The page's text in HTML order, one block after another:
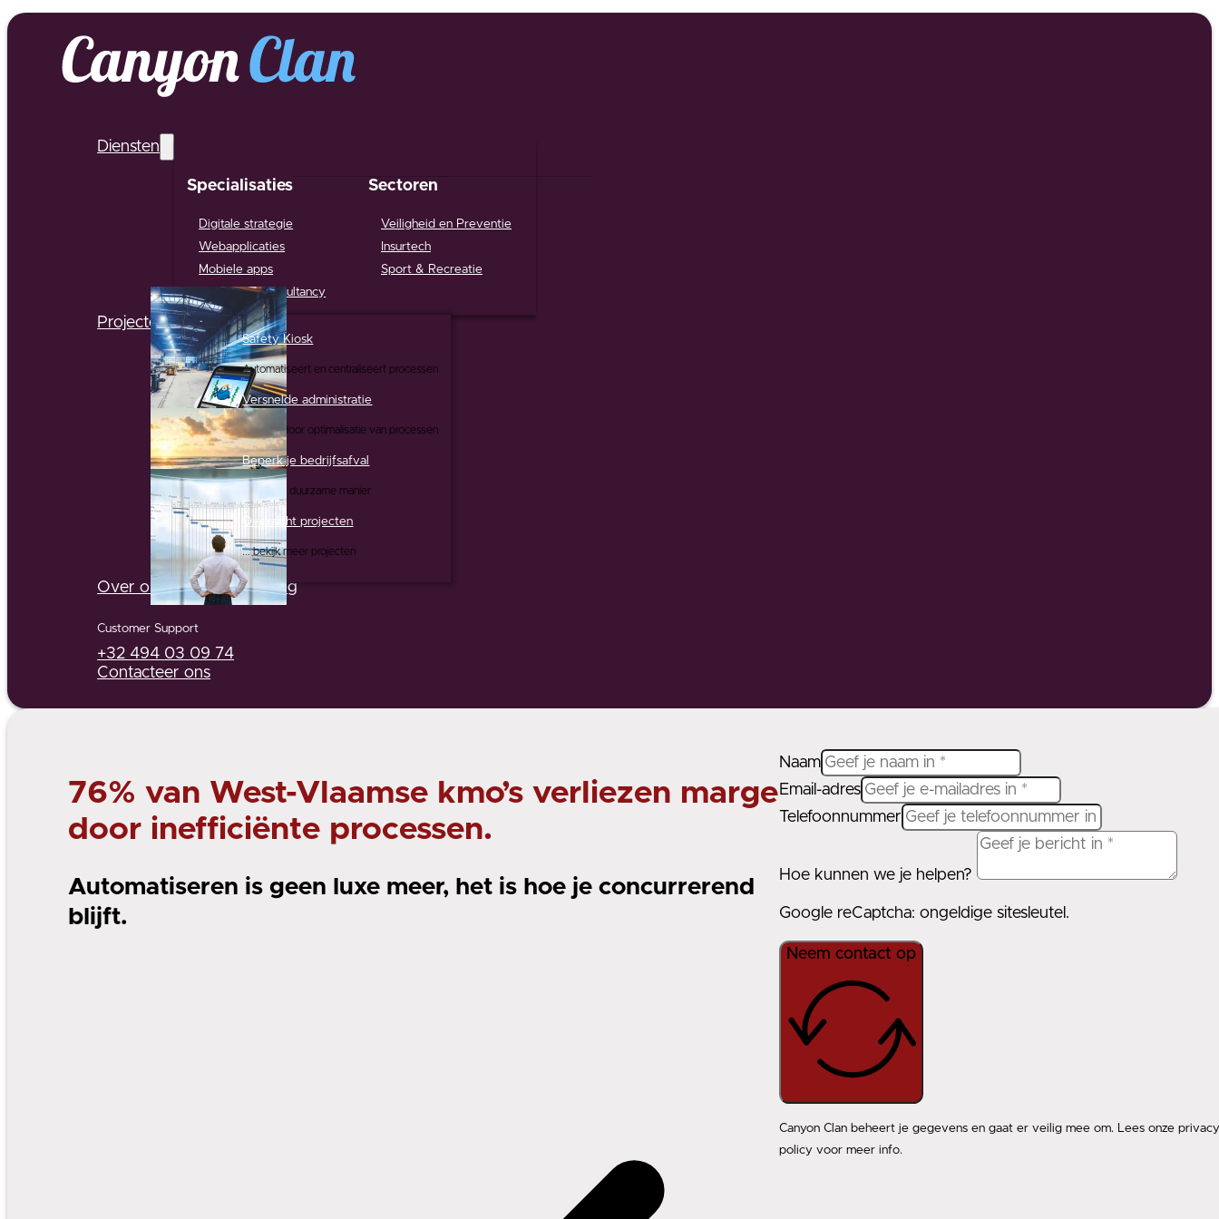
Diensten
Specialisaties
Digitale strategie
Webapplicaties
Mobiele apps
Support & Consultancy
Sectoren
Veiligheid en Preventie
Insurtech
Sport & Recreatie
Projecten
Safety Kiosk
Automatiseert en centraliseert processen
Versnelde administratie
... en dit door optimalisatie van processen
Beperk je bedrijfsafval
... op een duurzame manier
Overzicht projecten
... bekijk meer projecten
Over ons PartnersJobsBlog
Customer Support
+32 494 03 09 74
Contacteer ons
76% van West-Vlaamse kmo’s verliezen marge
door inefficiënte processen.
Automatiseren is geen luxe meer, het is hoe je concurrerend
blijft.
Naam
Email-adres
Telefoonnummer
Hoe kunnen we je helpen?
Google reCaptcha: ongeldige sitesleutel.
Neem contact op
Canyon Clan beheert je gegevens en gaat er veilig mee om. Lees onze privacy
policy voor meer info.